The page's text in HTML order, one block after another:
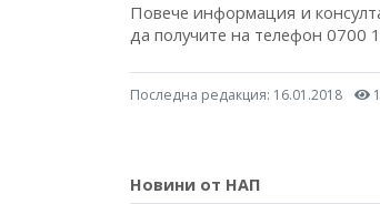
Повече информация и
да получите на телефон 0700
Последна редакция: 16.01.2018
Новини от НАП